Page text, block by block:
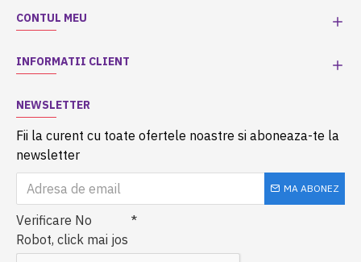
CONTUL MEU
INFORMATII CLIENT
NEWSLETTER
Fii la curent cu toate ofertele noastre si aboneaza-te la
newsletter
MA ABONEZ
Verificare No
Robot, click mai jos